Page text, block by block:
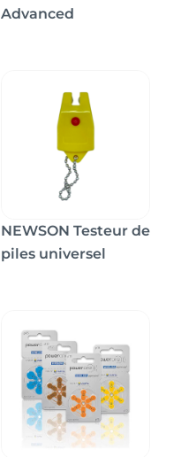
Advanced
NEWSON Testeur de
piles universel